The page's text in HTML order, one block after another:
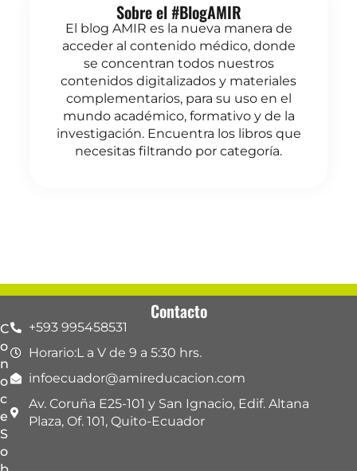
Sobre el #BlogAMIR
El blog AMIR es la nueva manera de
acceder al contenido médico, donde
se concentran todos nuestros
contenidos digitalizados y materiales
complementarios, para su uso en el
mundo académico, formativo y de la
investigación. Encuentra los libros que
necesitas filtrando por categoría.
C
o
n
o
c
e
S
o
Contacto
+593 995458531
Horario:L a V de 9 a 5:30 hrs.
infoecuador@amireducacion.com
Av. Coruña E25-101 y San Ignacio, Edif. Altana
Plaza, Of. 101, Quito-Ecuador